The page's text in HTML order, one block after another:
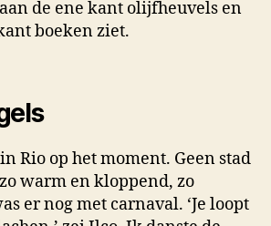
de ene kant olijfheuvels en
boeken ziet.
Rio op het moment. Geen stad
warm en kloppend, zo
er nog met carnaval. ‘Je loopt